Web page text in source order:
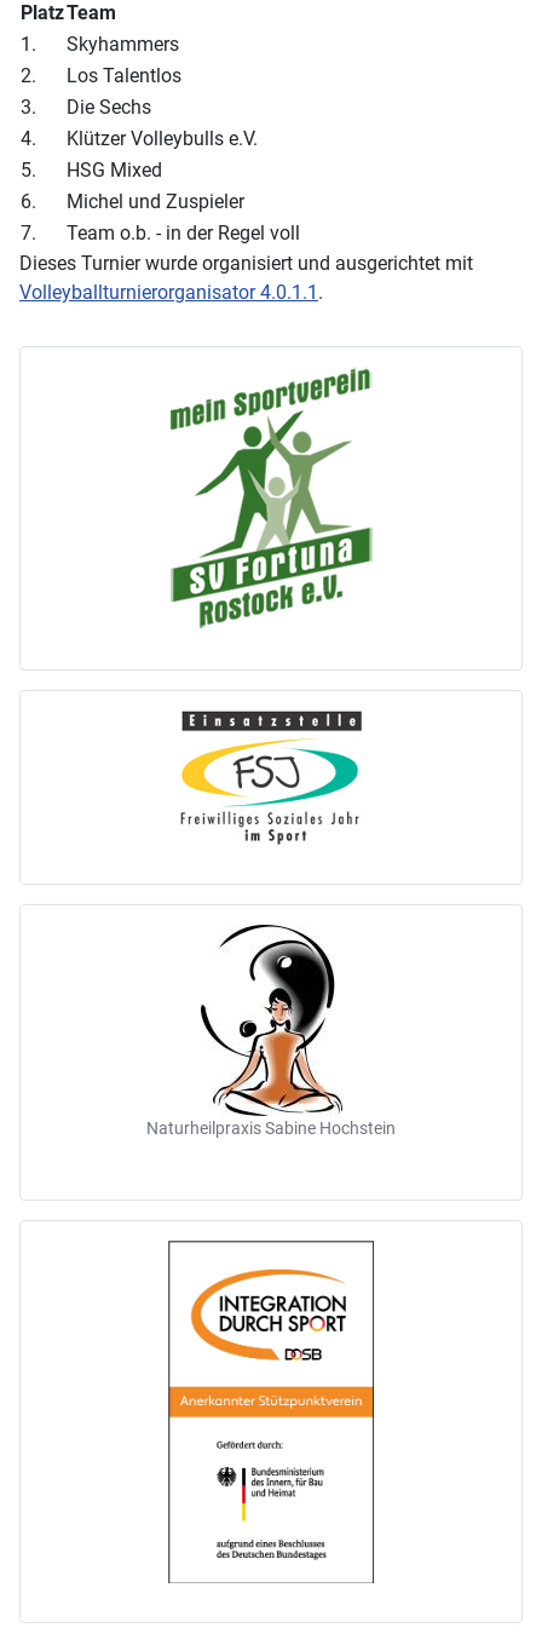
PlatzTeam
1.
Skyhammers
2.
Los Talentlos
3.
Die Sechs
4.
Klützer Volleybulls e.V.
5.
HSG Mixed
6.
Michel und Zuspieler
7.
Team o.b. - in der Regel voll
Dieses Turnier wurde organisiert und ausgerichtet mit
Volleyballturnierorganisator 4.0.1.1 .
Naturheilpraxis Sabine Hochstein